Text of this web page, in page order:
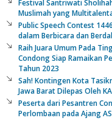
Festival Santriwati
Muslimah yang
Public Speech Contest
dalam Berbicara dan
Raih Juara Umum Pada
Condong Siap Ramaikan
Tahun 2023
Sah! Kontingen Kota
Jawa Barat Dilepas Oleh
Peserta dari Pesantren
Perlombaan pada Ajang